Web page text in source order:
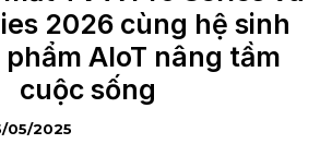
2026 cùng hệ sinh
AIoT nâng tầm
cuộc sống
05/2025